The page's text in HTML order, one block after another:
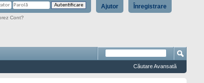
Înregistrare
Ajutor
Cont?
Căutare Avansată